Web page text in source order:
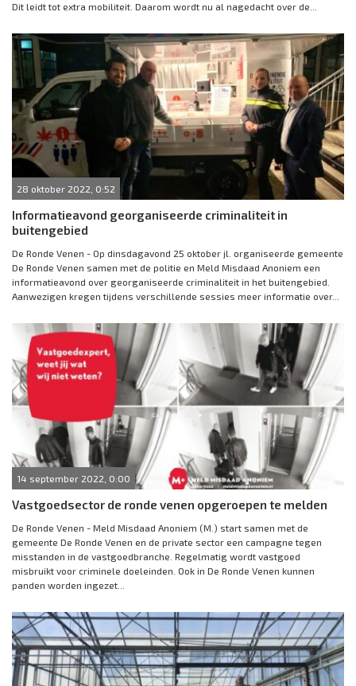
Dit leidt tot extra mobiliteit. Daarom wordt nu al nagedacht over de...
28 oktober 2022, 0:52
Informatieavond georganiseerde criminaliteit in
buitengebied
De Ronde Venen - Op dinsdagavond 25 oktober jl. organiseerde gemeente
De Ronde Venen samen met de politie en Meld Misdaad Anoniem een
informatieavond over georganiseerde criminaliteit in het buitengebied.
Aanwezigen kregen tijdens verschillende sessies meer informatie over...
14 september 2022, 0:00
Vastgoedsector de ronde venen opgeroepen te melden
De Ronde Venen - Meld Misdaad Anoniem (M.) start samen met de
gemeente De Ronde Venen en de private sector een campagne tegen
misstanden in de vastgoedbranche. Regelmatig wordt vastgoed
misbruikt voor criminele doeleinden. Ook in De Ronde Venen kunnen
panden worden ingezet...